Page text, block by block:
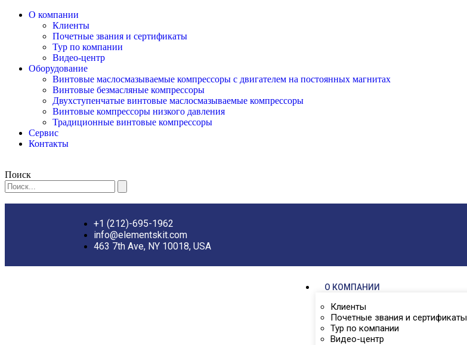
О компании
Клиенты
Почетные звания и сертификаты
Тур по компании
Видео-центр
Оборудование
Винтовые маслосмазываемые компрессоры с двигателем на постоянных магнитах
Винтовые безмасляные компрессоры
Двухступенчатые винтовые маслосмазываемые компрессоры
Винтовые компрессоры низкого давления
Традиционные винтовые компрессоры
Сервис
Контакты
Поиск
+1 (212)-695-1962
info@elementskit.com
463 7th Ave, NY 10018, USA
О КОМПАНИИ
Клиенты
Почетные звания и сертификаты
Тур по компании
Видео-центр